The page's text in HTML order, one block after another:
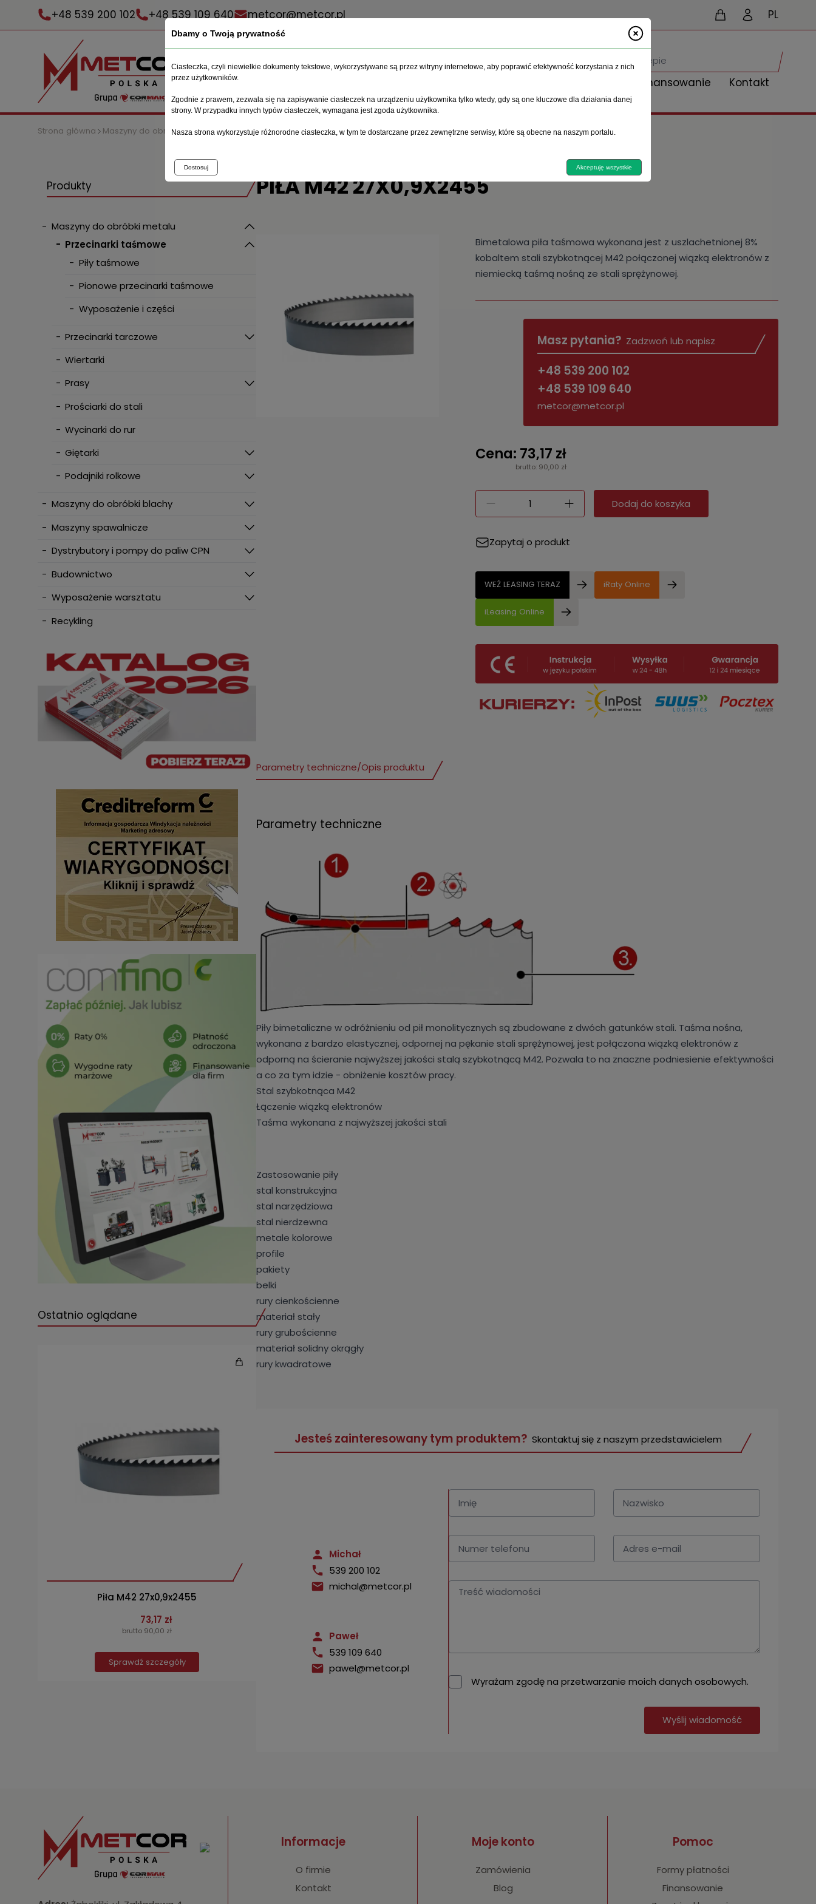
+48 539 200 102 +48 539 109 640 metcor@metcor.pl PL
Finansowanie Kontakt
Strona główna Maszyny do obróbki metalu Przecinarki taśmowe Piła M42 27x0,9x2455
Produkty
- Maszyny do obróbki metalu
- Przecinarki taśmowe
- Piły taśmowe
- Pionowe przecinarki taśmowe
- Wyposażenie i części
- Przecinarki tarczowe
- Wiertarki
- Prasy
- Prościarki do stali
- Wycinarki do rur
- Giętarki
- Podajniki rolkowe
- Maszyny do obróbki blachy
- Maszyny spawalnicze
- Dystrybutory i pompy do paliw CPN
- Budownictwo
- Wyposażenie warsztatu
- Recykling
Ostatnio oglądane
Piła M42 27x0,9x2455
73,17 zł
brutto 90,00 zł
Sprawdź szczegóły
PIŁA M42 27X0,9X2455
Bimetalowa piła taśmowa wykonana jest z uszlachetnionej 8%
kobaltem stali szybkotnącej M42 połączonej wiązką elektronów z
niemiecką taśmą nośną ze stali sprężynowej.
Masz pytania? Zadzwoń lub napisz
+48 539 200 102
+48 539 109 640
metcor@metcor.pl
Cena: 73,17 zł
brutto: 90,00 zł
Dodaj do koszyka
Zapytaj o produkt
WEŹ LEASING TERAZ iRaty Online
iLeasing Online
Parametry techniczne/Opis produktu
Parametry techniczne
Piły bimetaliczne w odróżnieniu od pił monolitycznych są zbudowane z dwóch gatunków stali. Taśma nośna,
wykonana z bardzo elastycznej, odpornej na pękanie stali sprężynowej, jest połączona wiązką elektronów z
odporną na ścieranie najwyższej jakości stalą szybkotnącą M42. Pozwala to na znaczne podniesienie efektywności
a co za tym idzie - obniżenie kosztów pracy.
Stal szybkotnąca M42
Łączenie wiązką elektronów
Taśma wykonana z najwyższej jakości stali
Zastosowanie piły
stal konstrukcyjna
stal narzędziowa
stal nierdzewna
metale kolorowe
profile
pakiety
belki
rury cienkościenne
materiał stały
rury grubościenne
materiał solidny okrągły
rury kwadratowe
Jesteś zainteresowany tym produktem? Skontaktuj się z naszym przedstawicielem
Michał
539 200 102
michal@metcor.pl
Paweł
539 109 640
pawel@metcor.pl
Wyrażam zgodę na przetwarzanie moich danych osobowych.
Wyślij wiadomość
Informacje
O firmie
Kontakt
Moje konto
Zamówienia
Blog
Pomoc
Formy płatności
Finansowanie
Dbamy o Twoją prywatność
Ciasteczka, czyli niewielkie dokumenty tekstowe, wykorzystywane są przez witryny internetowe, aby poprawić efektywność korzystania z nich
przez użytkowników.
Zgodnie z prawem, zezwala się na zapisywanie ciasteczek na urządzeniu użytkownika tylko wtedy, gdy są one kluczowe dla działania danej
strony. W przypadku innych typów ciasteczek, wymagana jest zgoda użytkownika.
Nasza strona wykorzystuje różnorodne ciasteczka, w tym te dostarczane przez zewnętrzne serwisy, które są obecne na naszym portalu.
Dostosuj Akceptuję wszystkie